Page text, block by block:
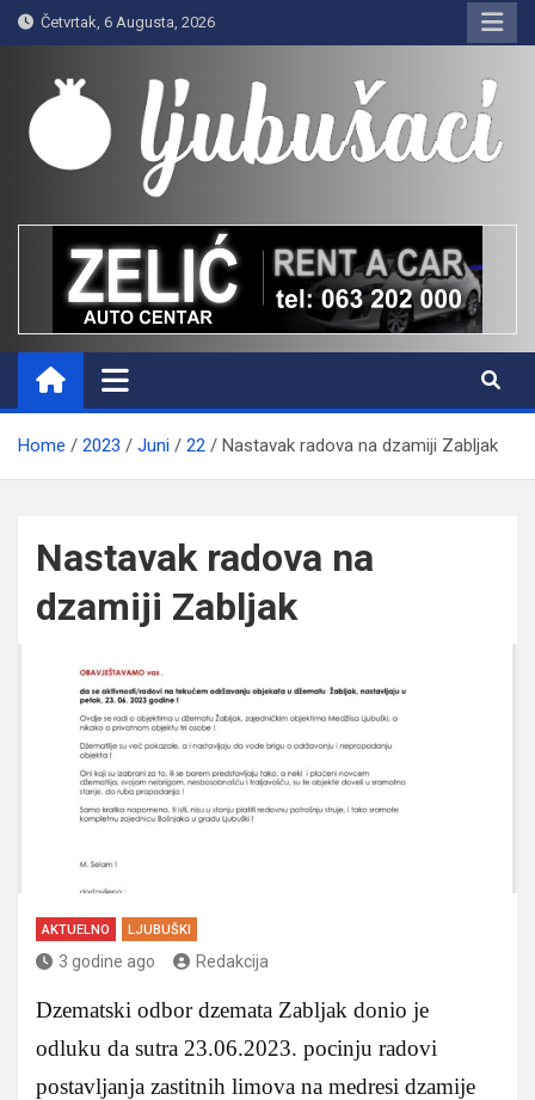
Skip
to
content
Četvrtak, 6 Augusta, 2026
Ljubušaci
Svom voljenom gradu
Home 2023 Juni 22 Nastavak radova na dzamiji Zabljak
Nastavak radova na
dzamiji Zabljak
AKTUELNO LJUBUŠKI
3 godine ago Redakcija
Dzematski odbor dzemata Zabljak donio je
odluku da sutra 23.06.2023. pocinju radovi
postavljanja zastitnih limova na medresi dzamije